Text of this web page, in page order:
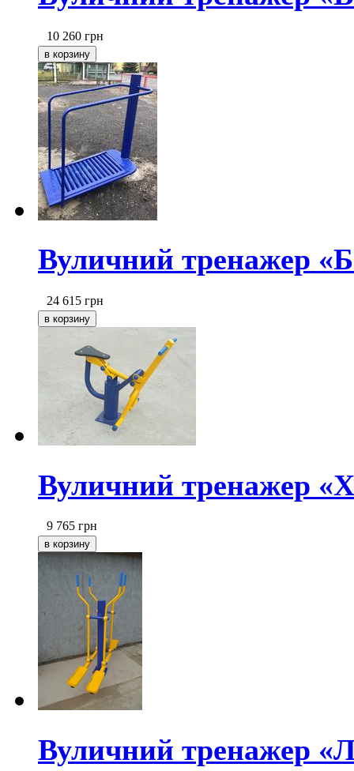
10 260 грн
Вуличний тренажер
24 615 грн
Вуличний тренажер
9 765 грн
Вуличний тренажер